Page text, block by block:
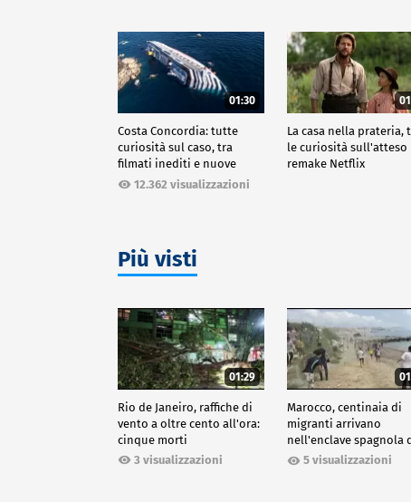
01:30
Costa Concordia: tutte
curiosità sul caso, tra
filmati inediti e nuove
ricostruzioni
12.362 visualizzazioni
La casa nella prateria,
le curiosità sull'atteso
remake Netflix
Più visti
01:29
Rio de Janeiro, raffiche di
vento a oltre cento all'ora:
cinque morti
3 visualizzazioni
Marocco, centinaia di
migranti arrivano
nell'enclave spagnola
Ceuta5 visualizzazioni